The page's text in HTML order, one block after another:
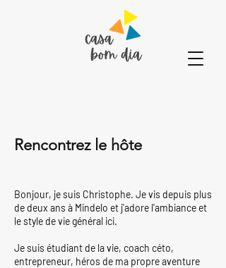
Rencontrez le hôte
Bonjour, je suis Christophe. Je vis depuis plus
de deux ans à Mindelo et j'adore l'ambiance et
le style de vie général ici.
Je suis étudiant de la vie, coach céto,
entrepreneur, héros de ma propre aventure